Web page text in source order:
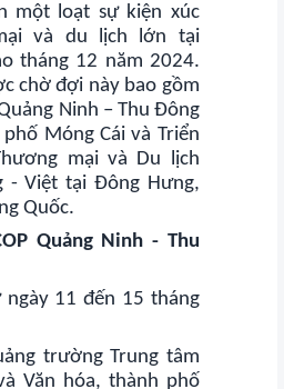
một loạt sự kiện xúc
và du lịch lớn tại
tháng 12 năm 2024.
chờ đợi này bao gồm
Ninh – Thu Đông
Móng Cái và Triển
mại và Du lịch
- Việt tại Đông Hưng,
Quốc.
Quảng Ninh - Thu
ngày 11 đến 15 tháng
trường Trung tâm
Văn hóa, thành phố